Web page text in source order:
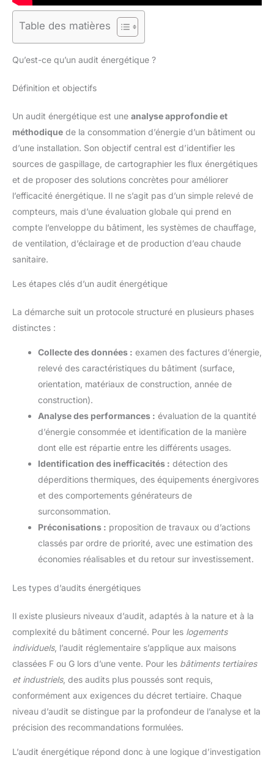
Table des matières
Qu’est-ce qu’un audit énergétique ?
Définition et objectifs
Un audit énergétique est une analyse approfondie et
méthodique de la consommation d’énergie d’un bâtiment ou
d’une installation. Son objectif central est d’identifier les
sources de gaspillage, de cartographier les flux énergétiques
et de proposer des solutions concrètes pour améliorer
l’efficacité énergétique. Il ne s’agit pas d’un simple relevé de
compteurs, mais d’une évaluation globale qui prend en
compte l’enveloppe du bâtiment, les systèmes de chauffage,
de ventilation, d’éclairage et de production d’eau chaude
sanitaire.
Les étapes clés d’un audit énergétique
La démarche suit un protocole structuré en plusieurs phases
distinctes :
Collecte des données : examen des factures d’énergie,
relevé des caractéristiques du bâtiment (surface,
orientation, matériaux de construction, année de
construction).
Analyse des performances : évaluation de la quantité
d’énergie consommée et identification de la manière
dont elle est répartie entre les différents usages.
Identification des inefficacités : détection des
déperditions thermiques, des équipements énergivores
et des comportements générateurs de
surconsommation.
Préconisations : proposition de travaux ou d’actions
classés par ordre de priorité, avec une estimation des
économies réalisables et du retour sur investissement.
Les types d’audits énergétiques
Il existe plusieurs niveaux d’audit, adaptés à la nature et à la
complexité du bâtiment concerné. Pour les logements
individuels, l’audit réglementaire s’applique aux maisons
classées F ou G lors d’une vente. Pour les bâtiments tertiaires
et industriels, des audits plus poussés sont requis,
conformément aux exigences du décret tertiaire. Chaque
niveau d’audit se distingue par la profondeur de l’analyse et la
précision des recommandations formulées.
L’audit énergétique répond donc à une logique d’investigation